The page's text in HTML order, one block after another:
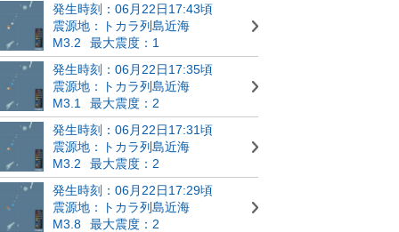
発生時刻：06月22日17:43頃
震源地：トカラ列島近海
M3.2
最大震度：1
発生時刻：06月22日17:35頃
震源地：トカラ列島近海
M3.1
最大震度：2
発生時刻：06月22日17:31頃
震源地：トカラ列島近海
M3.2
最大震度：2
発生時刻：06月22日17:29頃
震源地：トカラ列島近海
M3.8
最大震度：2